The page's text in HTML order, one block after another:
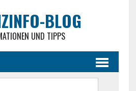
BLOG
UND TIPPS